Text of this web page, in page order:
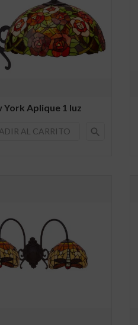
York Aplique 1 luz
AL CARRITO search